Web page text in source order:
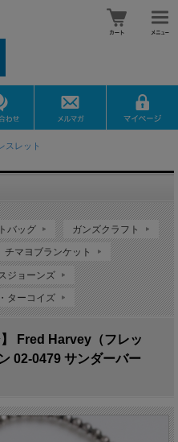
レット
バッグ ガンズクラフト
チマヨブランケット
ジョーンズ
ターコイズ
Fred Harvey（フレッ
02-0479 サンダーバー